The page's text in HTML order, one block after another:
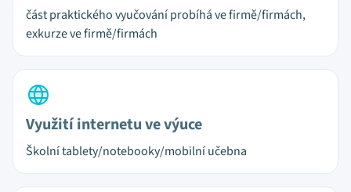
část praktického vyučování probíhá ve firmě/firmách,
exkurze ve firmě/firmách
Využití internetu ve výuce
Školní tablety/notebooky/mobilní učebna